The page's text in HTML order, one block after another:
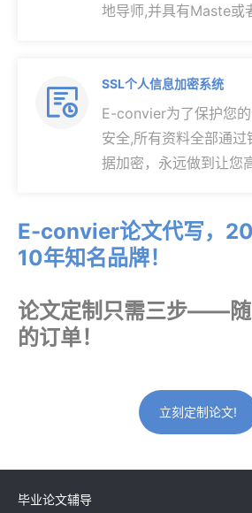
地导师,并具有Maste或

SSL个人信息加密系统
E-convier为了保护您
安全,所有资料全部通
据加密，永远做到让您
E-convier论文代写，
10年知名品牌！
论文定制只需三步——
的订单！
立刻定制论文!
毕业论文辅导